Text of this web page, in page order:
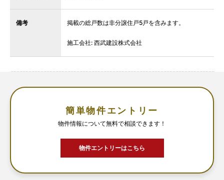
備考 掲載の総戸数は非分譲住戸5戸を含みます。
施工会社: 西武建設株式会社
簡単物件エントリー
物件情報について無料で相談できます！
物件エントリーはこちら